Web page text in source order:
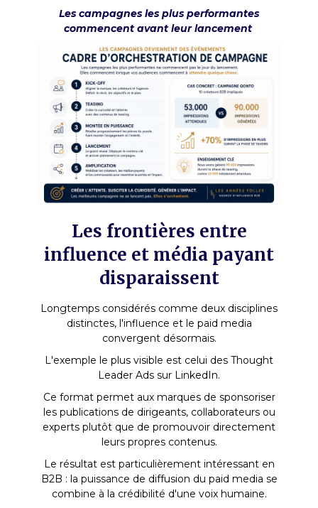
Les campagnes les plus performantes
commencent avant leur lancement
Les frontières entre
influence et média payant
disparaissent
Longtemps considérés comme deux disciplines
distinctes, l'influence et le paid media
convergent désormais.
L'exemple le plus visible est celui des Thought
Leader Ads sur LinkedIn.
Ce format permet aux marques de sponsoriser
les publications de dirigeants, collaborateurs ou
experts plutôt que de promouvoir directement
leurs propres contenus.
Le résultat est particulièrement intéressant en
B2B : la puissance de diffusion du paid media se
combine à la crédibilité d'une voix humaine.